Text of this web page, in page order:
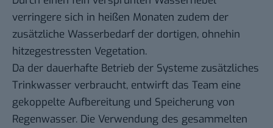
verringere sich in heißen Monaten zudem der
zusätzliche Wasserbedarf der dortigen, ohnehin
hitzegestressten Vegetation.
Da der dauerhafte Betrieb der Systeme zusätzliches
Trinkwasser verbraucht, entwirft das Team eine
gekoppelte Aufbereitung und Speicherung von
Regenwasser. Die Verwendung des gesammelten